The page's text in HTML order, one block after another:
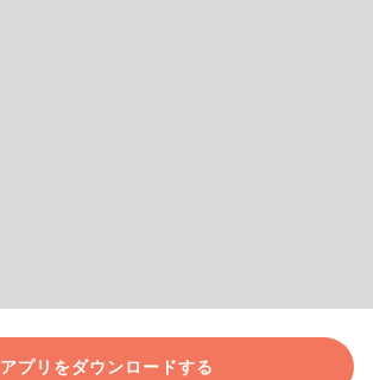
アプリをダウンロードする